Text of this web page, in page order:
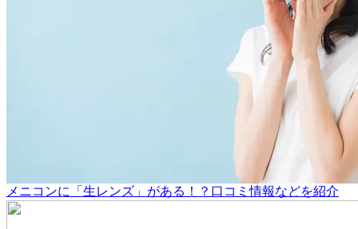
メニコンに「生レンズ」がある！？口コミ情報などを紹介